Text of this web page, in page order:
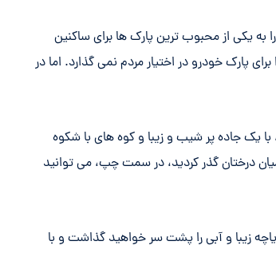
به یکی از محبوب ترین پارک ها برای ساکنین
پارک خودرو در اختیار مردم نمی گذارد. اما در
یک جاده پر شیب و زیبا و کوه های با شکوه
درختان گذر کردید، در سمت چپ، می توانید
زیبا و آبی را پشت سر خواهید گذاشت و با